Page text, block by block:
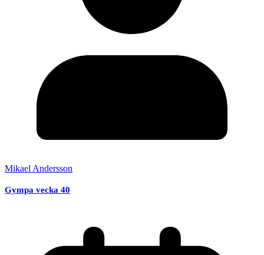
Mikael Andersson
Gympa vecka 40